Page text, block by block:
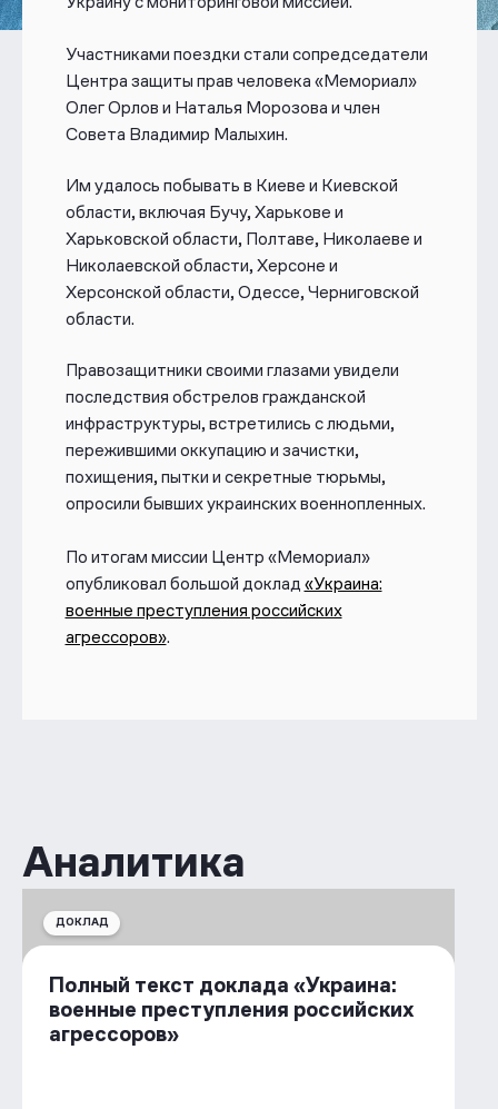
Участниками поездки стали сопредседатели
Центра защиты прав человека «Мемориал»
Олег Орлов и Наталья Морозова и член
Совета Владимир Малыхин.
Им удалось побывать в Киеве и Киевской
области, включая Бучу, Харькове и
Харьковской области, Полтаве, Николаеве и
Николаевской области, Херсоне и
Херсонской области, Одессе, Черниговской
области.
Правозащитники своими глазами увидели
последствия обстрелов гражданской
инфраструктуры, встретились с людьми,
пережившими оккупацию и зачистки,
похищения, пытки и секретные тюрьмы,
опросили бывших украинских военнопленных.
По итогам миссии Центр «Мемориал»
опубликовал большой доклад «Украина:
военные преступления российских
агрессоров».
Аналитика
ДОКЛАД
Полный текст доклада «Украина:
военные преступления российских
агрессоров»